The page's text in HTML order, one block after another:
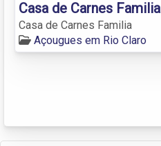
Casa de Carnes Familia
Casa de Carnes Familia
Açougues em Rio Claro